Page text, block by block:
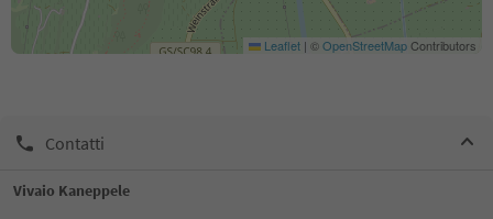
Leaflet | ©OpenStreetMapContributors
Contatti
Vivaio Kaneppele